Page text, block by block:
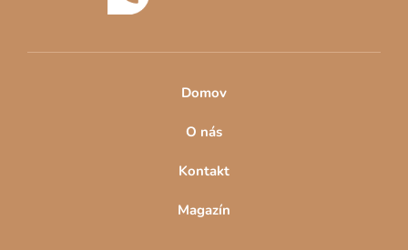
Domov
O nás
Kontakt
Magazín